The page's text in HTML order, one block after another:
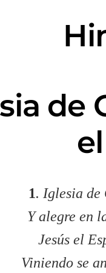
de
1. Iglesia de
Y alegre en
Jesús el
Viniendo se